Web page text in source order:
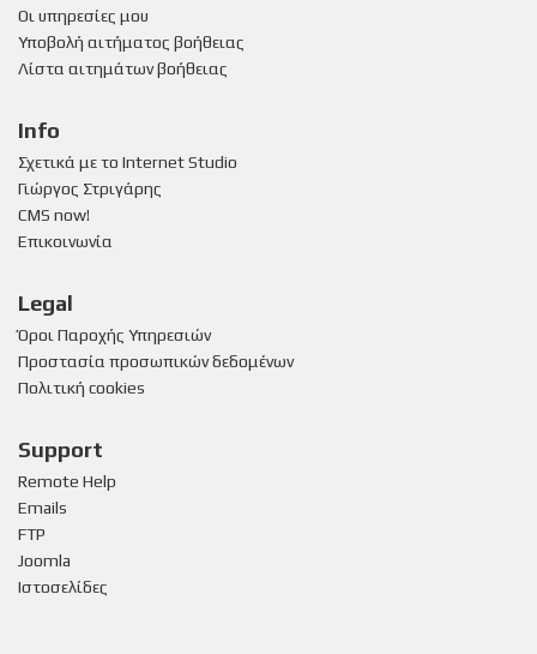
Οι υπηρεσίες μου
Υποβολή αιτήματος βοήθειας
Λίστα αιτημάτων βοήθειας
Info
Σχετικά με το Internet Studio
Γιώργος Στριγάρης
CMS now!
Επικοινωνία
Legal
Όροι Παροχής Υπηρεσιών
Προστασία προσωπικών δεδομένων
Πολιτική cookies
Support
Remote Help
Emails
FTP
Joomla
Ιστοσελίδες